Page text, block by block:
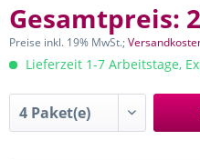
Gesamtpreis:
Preise inkl. 19% MwSt.;
Lieferzeit 1-7 Arbeitstage,